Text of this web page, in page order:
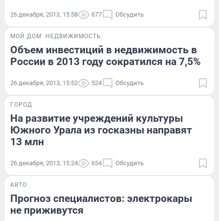
26 декабря, 2013, 15:58 677 Обсудить
МОЙ ДОМ НЕДВИЖИМОСТЬ
Объем инвестиций в недвижимость в
России в 2013 году сократился на 7,5%
26 декабря, 2013, 15:52 524 Обсудить
ГОРОД
На развитие учреждений культуры
Южного Урала из госказны направят
13 млн
26 декабря, 2013, 15:24 654 Обсудить
АВТО
Прогноз специалистов: электрокары
не приживутся